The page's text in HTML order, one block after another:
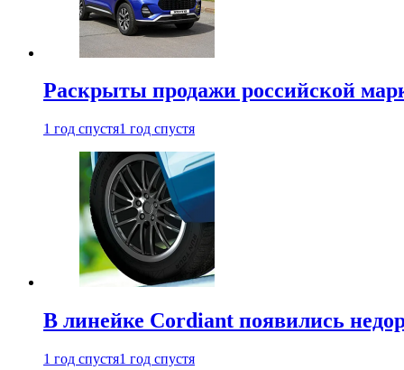
Раскрыты продажи российской
1 год спустя1 год спустя
В линейке Cordiant появились
1 год спустя1 год спустя